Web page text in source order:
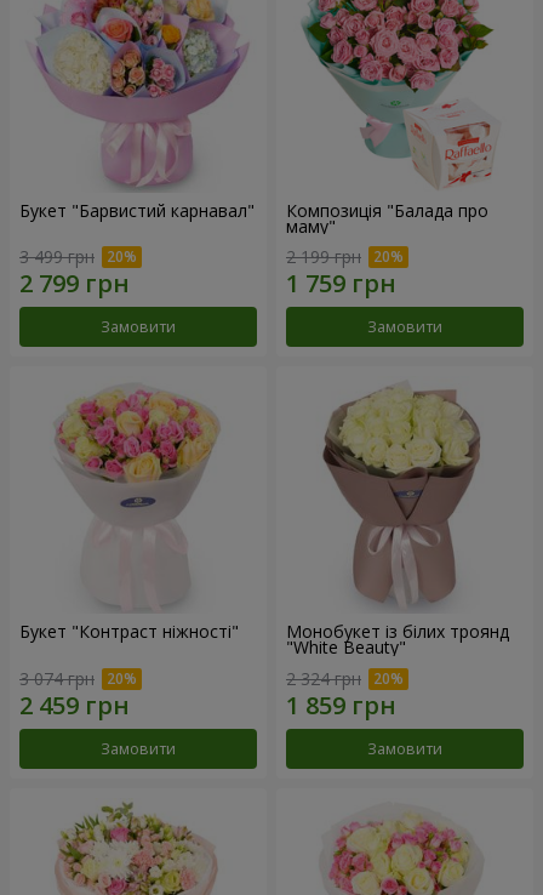
Букет "Барвистий карнавал"
3 499 грн
Замовити
Композиція "Балада про
маму"
2 199 грн
Замовити
Букет "Контраст ніжності"
3 074 грн
Замовити
Монобукет із білих троянд
"White Beauty"
2 324 грн
Замовити